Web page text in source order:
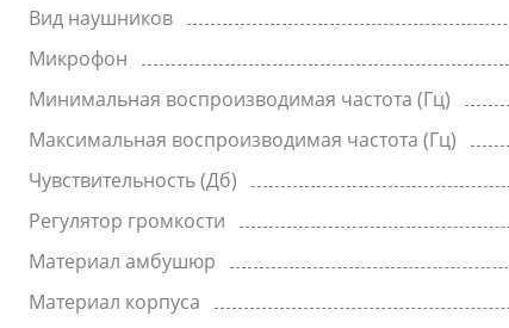
Вид наушников
Микрофон
Минимальная воспроизводимая частота (Гц)
Максимальная воспроизводимая частота (Гц)
Чувствительность (Дб)
Регулятор громкости
Материал амбушюр
Материал корпуса